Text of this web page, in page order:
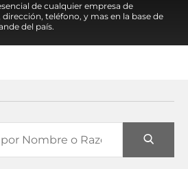
de cualquier empresa de
teléfono, y mas en la base de
del país.